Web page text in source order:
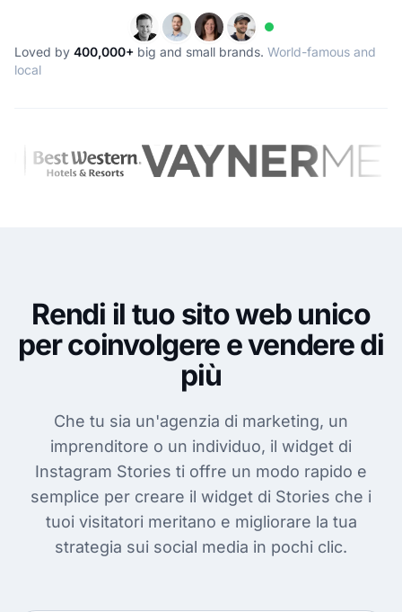
Loved by 400,000+ big and small brands. World-famous and
local
Rendi il tuo sito web unico
per coinvolgere e vendere di
più
Che tu sia un'agenzia di marketing, un
imprenditore o un individuo, il widget di
Instagram Stories ti offre un modo rapido e
semplice per creare il widget di Stories che i
tuoi visitatori meritano e migliorare la tua
strategia sui social media in pochi clic.